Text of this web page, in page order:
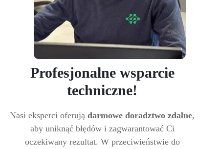
Profesjonalne wsparcie
techniczne!
Nasi eksperci oferują darmowe doradztwo zdalne,
aby uniknąć błędów i zagwarantować Ci
oczekiwany rezultat. W przeciwieństwie do